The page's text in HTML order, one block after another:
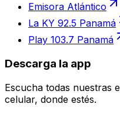
Emisora Atlántico
La KY 92.5 Panamá
Play 103.7 Panamá
Descarga la app
Escucha todas nuestras
celular, donde estés.